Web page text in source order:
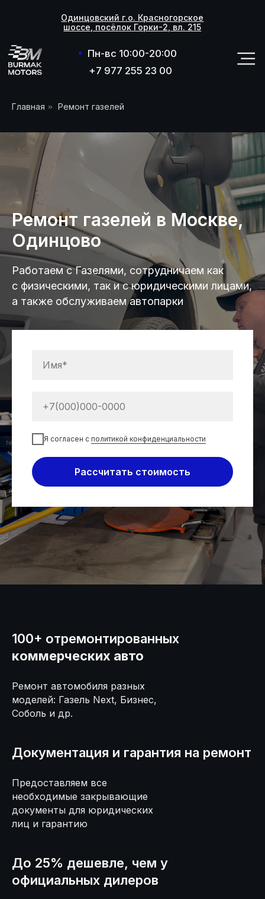
шоссе, посёлок Горки-2, вл. 215
+7 977 255 23 00
шоссе, посёлок Горки-2, вл. 215
+7 977 255 23 00
Главная » Ремонт газелей
Ремонт газелей в Москве,
Одинцово
Работаем с Газелями, сотрудничаем как
с физическими, так и с юридическими лицами,
а также обслуживаем автопарки
Я согласен с политикой конфиденциальности
Рассчитать стоимость
100+ отремонтированных
коммерческих авто
Ремонт автомобиля разных
моделей: Газель Next, Бизнес,
Соболь и др.
Документация и гарантия на ремонт
Предоставляем все
необходимые закрывающие
документы для юридических
лиц и гарантию
До 25% дешевле, чем у
официальных дилеров
Услуги по ремонту